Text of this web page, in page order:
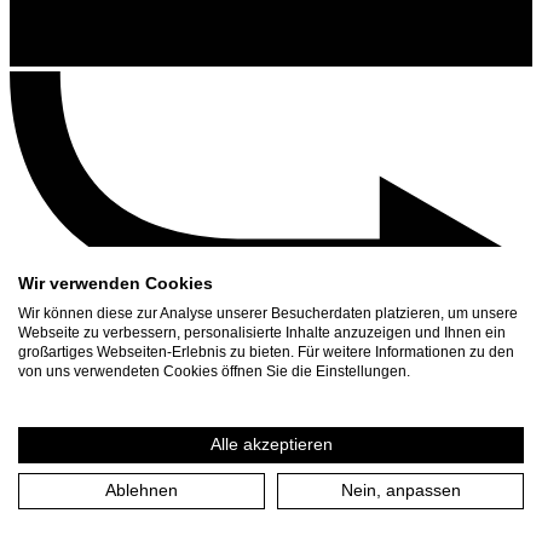
Contact
Press Download
Wir verwenden Cookies
Wir können diese zur Analyse unserer Besucherdaten platzieren, um unsere
Webseite zu verbessern, personalisierte Inhalte anzuzeigen und Ihnen ein
großartiges Webseiten-Erlebnis zu bieten. Für weitere Informationen zu den
von uns verwendeten Cookies öffnen Sie die Einstellungen.
Alle akzeptieren
Ablehnen Nein, anpassen